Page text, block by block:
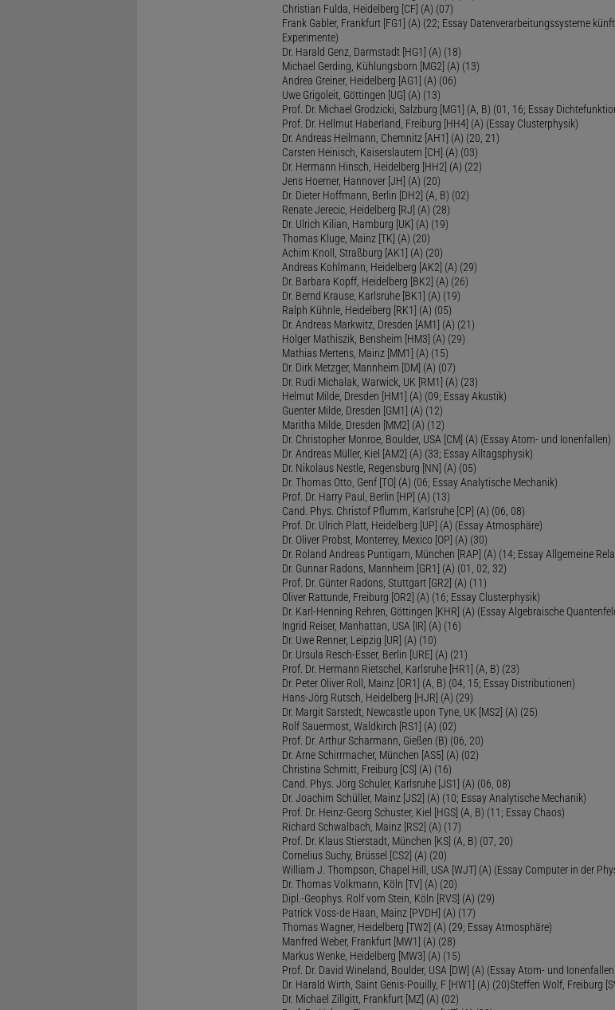
Christian Fulda, Heidelberg [CF] (A) (07)
Frank Gabler, Frankfurt [FG1] (A) (22; Essay Datenverarbeitungssysteme
Experimente)
Dr. Harald Genz, Darmstadt [HG1] (A) (18)
Michael Gerding, Kühlungsborn [MG2] (A) (13)
Andrea Greiner, Heidelberg [AG1] (A) (06)
Uwe Grigoleit, Göttingen [UG] (A) (13)
Prof. Dr. Michael Grodzicki, Salzburg [MG1] (A, B) (01, 16; Essay
Prof. Dr. Hellmut Haberland, Freiburg [HH4] (A) (Essay Clusterphysik)
Dr. Andreas Heilmann, Chemnitz [AH1] (A) (20, 21)
Carsten Heinisch, Kaiserslautern [CH] (A) (03)
Dr. Hermann Hinsch, Heidelberg [HH2] (A) (22)
Jens Hoerner, Hannover [JH] (A) (20)
Dr. Dieter Hoffmann, Berlin [DH2] (A, B) (02)
Renate Jerecic, Heidelberg [RJ] (A) (28)
Dr. Ulrich Kilian, Hamburg [UK] (A) (19)
Thomas Kluge, Mainz [TK] (A) (20)
Achim Knoll, Straßburg [AK1] (A) (20)
Andreas Kohlmann, Heidelberg [AK2] (A) (29)
Dr. Barbara Kopff, Heidelberg [BK2] (A) (26)
Dr. Bernd Krause, Karlsruhe [BK1] (A) (19)
Ralph Kühnle, Heidelberg [RK1] (A) (05)
Dr. Andreas Markwitz, Dresden [AM1] (A) (21)
Holger Mathiszik, Bensheim [HM3] (A) (29)
Mathias Mertens, Mainz [MM1] (A) (15)
Dr. Dirk Metzger, Mannheim [DM] (A) (07)
Dr. Rudi Michalak, Warwick, UK [RM1] (A) (23)
Helmut Milde, Dresden [HM1] (A) (09; Essay Akustik)
Guenter Milde, Dresden [GM1] (A) (12)
Maritha Milde, Dresden [MM2] (A) (12)
Dr. Christopher Monroe, Boulder, USA [CM] (A) (Essay Atom- und Ionenfallen)
Dr. Andreas Müller, Kiel [AM2] (A) (33; Essay Alltagsphysik)
Dr. Nikolaus Nestle, Regensburg [NN] (A) (05)
Dr. Thomas Otto, Genf [TO] (A) (06; Essay Analytische Mechanik)
Prof. Dr. Harry Paul, Berlin [HP] (A) (13)
Cand. Phys. Christof Pflumm, Karlsruhe [CP] (A) (06, 08)
Prof. Dr. Ulrich Platt, Heidelberg [UP] (A) (Essay Atmosphäre)
Dr. Oliver Probst, Monterrey, Mexico [OP] (A) (30)
Dr. Roland Andreas Puntigam, München [RAP] (A) (14; Essay Allgemeine
Dr. Gunnar Radons, Mannheim [GR1] (A) (01, 02, 32)
Prof. Dr. Günter Radons, Stuttgart [GR2] (A) (11)
Oliver Rattunde, Freiburg [OR2] (A) (16; Essay Clusterphysik)
Dr. Karl-Henning Rehren, Göttingen [KHR] (A) (Essay Algebraische
Ingrid Reiser, Manhattan, USA [IR] (A) (16)
Dr. Uwe Renner, Leipzig [UR] (A) (10)
Dr. Ursula Resch-Esser, Berlin [URE] (A) (21)
Prof. Dr. Hermann Rietschel, Karlsruhe [HR1] (A, B) (23)
Dr. Peter Oliver Roll, Mainz [OR1] (A, B) (04, 15; Essay Distributionen)
Hans-Jörg Rutsch, Heidelberg [HJR] (A) (29)
Dr. Margit Sarstedt, Newcastle upon Tyne, UK [MS2] (A) (25)
Rolf Sauermost, Waldkirch [RS1] (A) (02)
Prof. Dr. Arthur Scharmann, Gießen (B) (06, 20)
Dr. Arne Schirrmacher, München [AS5] (A) (02)
Christina Schmitt, Freiburg [CS] (A) (16)
Cand. Phys. Jörg Schuler, Karlsruhe [JS1] (A) (06, 08)
Dr. Joachim Schüller, Mainz [JS2] (A) (10; Essay Analytische Mechanik)
Prof. Dr. Heinz-Georg Schuster, Kiel [HGS] (A, B) (11; Essay Chaos)
Richard Schwalbach, Mainz [RS2] (A) (17)
Prof. Dr. Klaus Stierstadt, München [KS] (A, B) (07, 20)
Cornelius Suchy, Brüssel [CS2] (A) (20)
William J. Thompson, Chapel Hill, USA [WJT] (A) (Essay Computer in der
Dr. Thomas Volkmann, Köln [TV] (A) (20)
Dipl.-Geophys. Rolf vom Stein, Köln [RVS] (A) (29)
Patrick Voss-de Haan, Mainz [PVDH] (A) (17)
Thomas Wagner, Heidelberg [TW2] (A) (29; Essay Atmosphäre)
Manfred Weber, Frankfurt [MW1] (A) (28)
Markus Wenke, Heidelberg [MW3] (A) (15)
Prof. Dr. David Wineland, Boulder, USA [DW] (A) (Essay Atom- und
Dr. Harald Wirth, Saint Genis-Pouilly, F [HW1] (A) (20)Steffen Wolf, Freiburg
Dr. Michael Zillgitt, Frankfurt [MZ] (A) (02)